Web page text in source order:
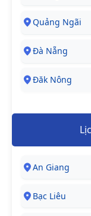
Quảng Ngãi
Đà Nẵng
Đăk Nông
An Giang
Bạc Liêu